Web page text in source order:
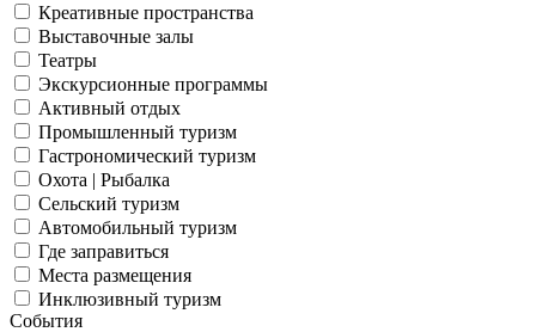
Креативные пространства
Выставочные залы
Театры
Экскурсионные программы
Активный отдых
Промышленный туризм
Гастрономический туризм
Охота | Рыбалка
Сельский туризм
Автомобильный туризм
Где заправиться
Места размещения
Инклюзивный туризм
События